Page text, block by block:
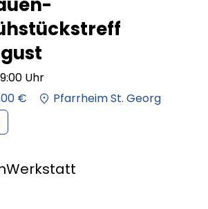
Uhr
€
Pfarrheim St. Georg